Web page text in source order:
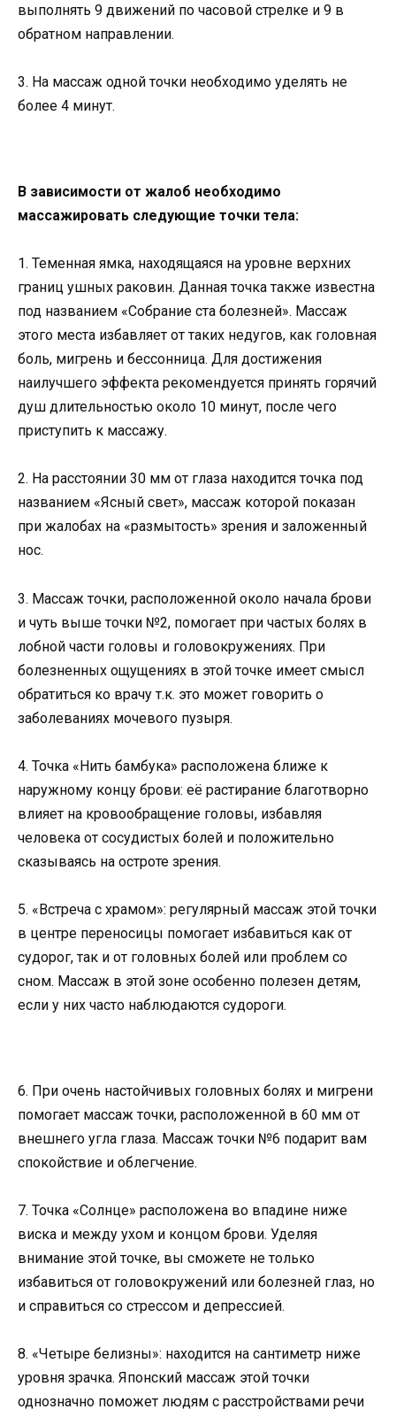
выполнять 9 движений по часовой стрелке и 9 в
обратном направлении.
3. На массаж одной точки необходимо уделять не
более 4 минут.
В зависимости от жалоб необходимо
массажировать следующие точки тела:
1. Теменная ямка, находящаяся на уровне верхних
границ ушных раковин. Данная точка также известна
под названием «Собрание ста болезней». Массаж
этого места избавляет от таких недугов, как головная
боль, мигрень и бессонница. Для достижения
наилучшего эффекта рекомендуется принять горячий
душ длительностью около 10 минут, после чего
приступить к массажу.
2. На расстоянии 30 мм от глаза находится точка под
названием «Ясный свет», массаж которой показан
при жалобах на «размытость» зрения и заложенный
нос.
3. Массаж точки, расположенной около начала брови
и чуть выше точки №2, помогает при частых болях в
лобной части головы и головокружениях. При
болезненных ощущениях в этой точке имеет смысл
обратиться ко врачу т.к. это может говорить о
заболеваниях мочевого пузыря.
4. Точка «Нить бамбука» расположена ближе к
наружному концу брови: её растирание благотворно
влияет на кровообращение головы, избавляя
человека от сосудистых болей и положительно
сказываясь на остроте зрения.
5. «Встреча с храмом»: регулярный массаж этой точки
в центре переносицы помогает избавиться как от
судорог, так и от головных болей или проблем со
сном. Массаж в этой зоне особенно полезен детям,
если у них часто наблюдаются судороги.
6. При очень настойчивых головных болях и мигрени
помогает массаж точки, расположенной в 60 мм от
внешнего угла глаза. Массаж точки №6 подарит вам
спокойствие и облегчение.
7. Точка «Солнце» расположена во впадине ниже
виска и между ухом и концом брови. Уделяя
внимание этой точке, вы сможете не только
избавиться от головокружений или болезней глаз, но
и справиться со стрессом и депрессией.
8. «Четыре белизны»: находится на сантиметр ниже
уровня зрачка. Японский массаж этой точки
однозначно поможет людям с расстройствами речи